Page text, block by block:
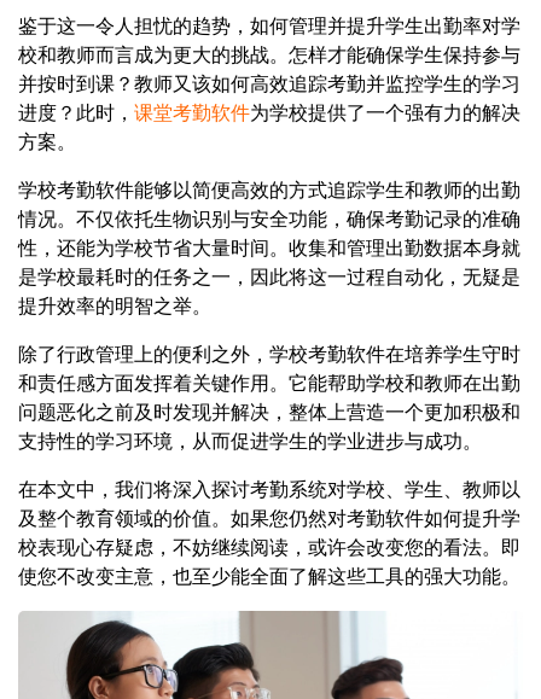
鉴于这一令人担忧的趋势，如何管理并提升学生出勤率对学
校和教师而言成为更大的挑战。怎样才能确保学生保持参与
并按时到课？教师又该如何高效追踪考勤并监控学生的学习
进度？此时， 课堂考勤软件为学校提供了一个强有力的解决
方案。
学校考勤软件能够以简便高效的方式追踪学生和教师的出勤
情况。不仅依托生物识别与安全功能，确保考勤记录的准确
性，还能为学校节省大量时间。收集和管理出勤数据本身就
是学校最耗时的任务之一，因此将这一过程自动化，无疑是
提升效率的明智之举。
除了行政管理上的便利之外，学校考勤软件在培养学生守时
和责任感方面发挥着关键作用。它能帮助学校和教师在出勤
问题恶化之前及时发现并解决，整体上营造一个更加积极和
支持性的学习环境，从而促进学生的学业进步与成功。
在本文中，我们将深入探讨考勤系统对学校、学生、教师以
及整个教育领域的价值。如果您仍然对考勤软件如何提升学
校表现心存疑虑，不妨继续阅读，或许会改变您的看法。即
使您不改变主意，也至少能全面了解这些工具的强大功能。